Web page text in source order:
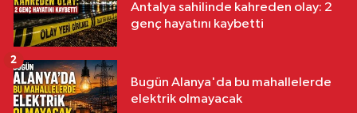
Antalya sahilinde kahreden olay: 2
genç hayatını kaybetti
Bugün Alanya'da bu mahallelerde
elektrik olmayacak
2